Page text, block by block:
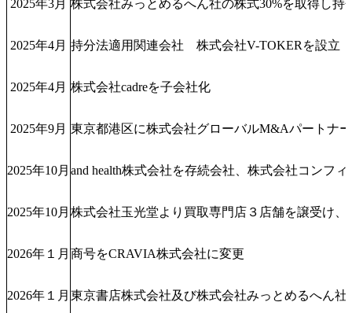
2025年3月 株式会社みっとめるへん社の株式30%を取得し持
2025年4月 持分法適用関連会社 株式会社V-TOKERを設立
2025年4月 株式会社cadreを子会社化
2025年9月 東京都港区に株式会社グローバルM&Aパートナ
2025年10月 and health株式会社を存続会社、株式会社コンフ
2025年10月 株式会社玉光堂より買取専門店３店舗を譲受け、
2026年１月 商号をCRAVIA株式会社に変更
2026年１月 東京書店株式会社及び株式会社みっとめるへん